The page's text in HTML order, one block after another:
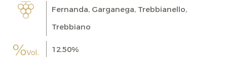
Fernanda, Garganega, Trebbianello,
Trebbiano
12.50%